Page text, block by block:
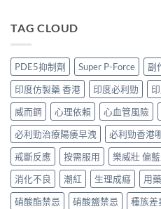
點
＋
3
招
辨
別
假〉
中
與
攻
略〉
中
買
2026
雙
效
偉
價
錢、
效
果
與
購
買
攻
60
邊
度
買
正
貨？
2026
價
錢、
效
果
與
購
買
士
版
價
錢
2026
比
較：
Tadarise、
Tadacip、
Vidalista
邊
款
最
抵？
TAG CLOUD
PDE5抑制劑 Super P-Force 副
印度仿製藥 香港
印度必利勁
威而鋼
心理依賴 心血管風險
必利勁治療陽痿早洩
必利勁香港
戒斷反應
按需服用 樂威壯 偏
消化不良
潮紅 生理成癮 用
硝酸酯禁忌
硝酸鹽禁忌 種族差